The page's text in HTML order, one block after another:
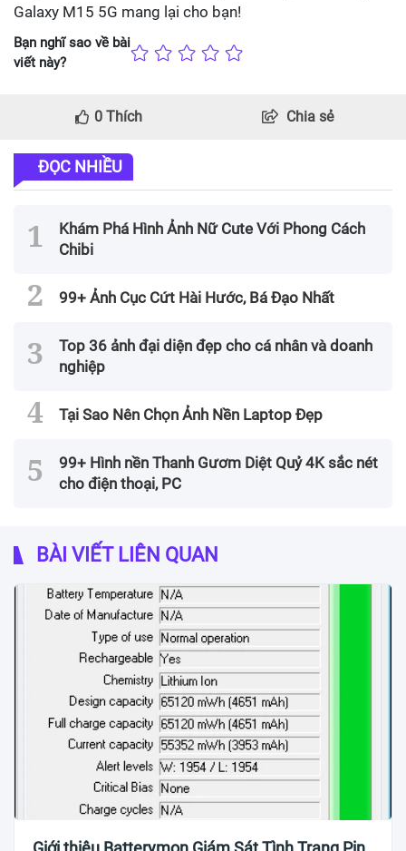
Galaxy M15 5G mang lại cho bạn!
Bạn nghĩ sao về bài
viết này?
0 Thích Chia sẻ
ĐỌC NHIỀU
Khám Phá Hình Ảnh Nữ Cute Với Phong Cách
Chibi
99+ Ảnh Cục Cứt Hài Hước, Bá Đạo Nhất
Top 36 ảnh đại diện đẹp cho cá nhân và doanh
nghiệp
Tại Sao Nên Chọn Ảnh Nền Laptop Đẹp
99+ Hình nền Thanh Gươm Diệt Quỷ 4K sắc nét
cho điện thoại, PC
BÀI VIẾT LIÊN QUAN